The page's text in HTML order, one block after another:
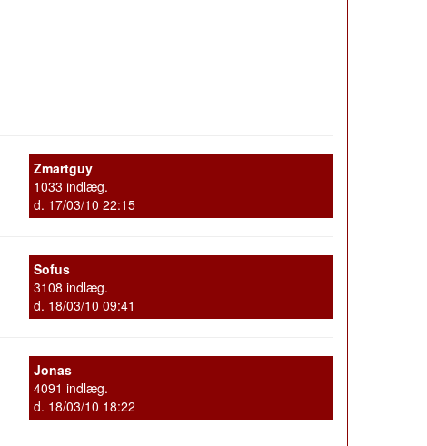
Zmartguy
1033 indlæg.
d. 17/03/10 22:15
Sofus
3108 indlæg.
d. 18/03/10 09:41
Jonas
4091 indlæg.
d. 18/03/10 18:22